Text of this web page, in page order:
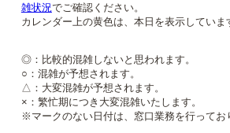
リアルタイム窓口混雑状況
リアルタイム 交付状況確認
メール通知登録
混雑予想カレンダー
雑状況でご確認ください。
カレンダー上の黄色は、本日を表示していま
◎：比較的混雑しないと思われます。
○：混雑が予想されます。
△：大変混雑が予想されます。
×：繁忙期につき大変混雑いたします。
※マークのない日付は、窓口業務を行ってお